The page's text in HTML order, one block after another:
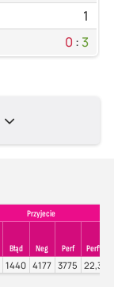
1
0 : 3
Przyjecie
Błąd Neg Perf Perf%
1440 4177 3775 22,38